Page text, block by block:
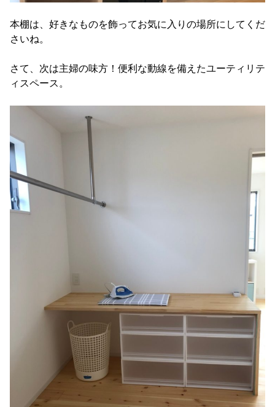
本棚は、好きなものを飾ってお気に入りの場所にしてくだ
さいね。
さて、次は主婦の味方！便利な動線を備えたユーティリテ
ィスペース。